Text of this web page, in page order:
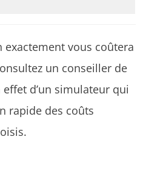
vous coûtera
un conseiller de
d’un simulateur qui
rapide des coûts